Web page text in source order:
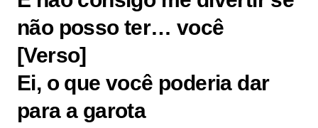
não posso ter… você
[Verso]
Ei, o que você poderia dar
para a garota